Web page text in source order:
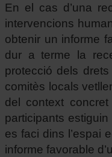
En el cas d’una
intervencions
obtenir un informe
dur a terme la
protecció dels
comitès locals
del context
participants
es faci dins l’espai
informe favorable